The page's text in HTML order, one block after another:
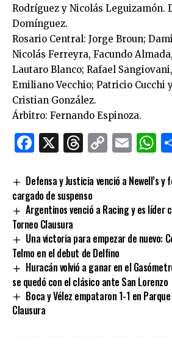
Rodríguez y Nicolás Leguizamón.
Domínguez.
Rosario Central: Jorge Broun;
Nicolás Ferreyra, Facundo
Lautaro Blanco; Rafael
Emiliano Vecchio; Patricio Cucchi
Cristian González.
Árbitro: Fernando Espinoza.
Facebook
X Threads
Copy
Defensa y Justicia venció a Newell’s
cargado de suspenso
Argentinos venció a Racing y es líder
Torneo Clausura
Una victoria para empezar de nuevo:
Telmo en el debut de Delfino
Huracán volvió a ganar en el
se quedó con el clásico ante San Lorenzo
Boca y Vélez empataron 1-1 en
Clausura